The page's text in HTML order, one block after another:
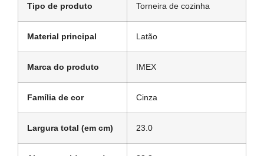
Tipo de produto Torneira de cozinha
Material principal Latão
Marca do produto IMEX
Família de cor Cinza
Largura total (em cm) 23.0